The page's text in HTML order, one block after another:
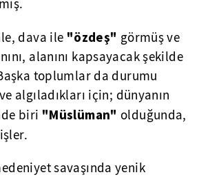
dava ile "özdeş" görmüş ve
alanını kapsayacak şekilde
toplumlar da durumu
algıladıkları için; dünyanın
biri "Müslüman" olduğunda,
savaşında yenik